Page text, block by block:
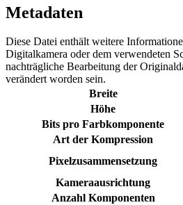
Metadaten
Diese Datei enthält weitere
Digitalkamera oder dem verwendeten
nachträgliche Bearbeitung der
verändert worden sein.
Breite
Höhe
Bits pro Farbkomponente
Art der Kompression
Pixelzusammensetzung
Kameraausrichtung
Anzahl Komponenten